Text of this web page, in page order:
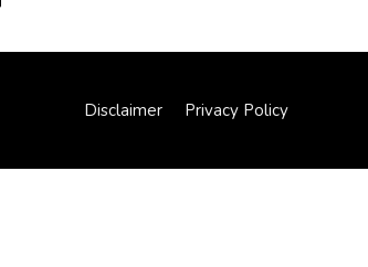
Disclaimer Privacy Policy